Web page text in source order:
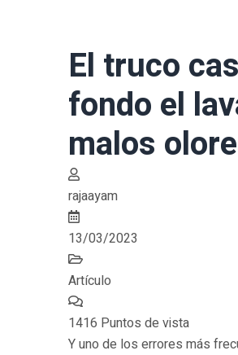
El truco
fondo el
malos
rajaayam
13/03/2023
Artículo
1416 Puntos de vista
Y uno de los errores más